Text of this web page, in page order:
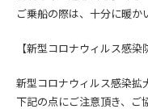
ご乗船の際は、十分に暖か
【新型コロナウィルス感染
新型コロナウィルス感染拡
下記の点にご注意頂き、 ご